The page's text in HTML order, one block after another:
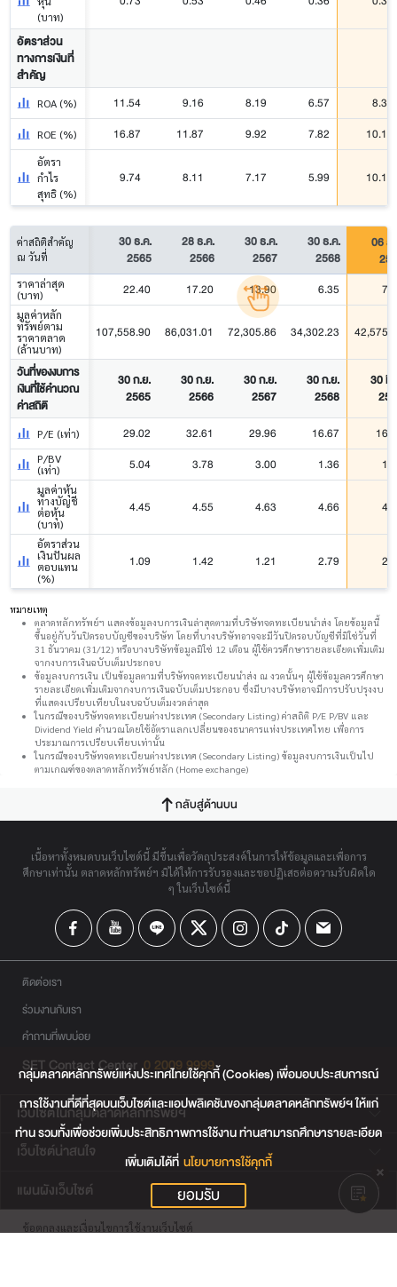
(บาท)
อัตราส่วน
ทางการเงินที่
สำคัญ
ROA (%) 11.54 9.16 8.19 6.57 8.34
ROE (%) 16.87 11.87 9.92 7.82 10.16
อัตรา
กำไร
สุทธิ (%)
9.74 8.11 7.17 5.99 10.17
ค่าสถิติสำคัญ
ณ วันที่
30 ธ.ค.
2565
28 ธ.ค.
2566
30 ธ.ค.
2567
30 ธ.ค.
2568
06 ส
ราคาล่าสุด
(บาท)
22.40 17.20 13.90 6.35
มูลค่าหลัก
ทรัพย์ตาม
ราคาตลาด
(ล้านบาท)
107,558.90 86,031.01 72,305.86 34,302.23
วันที่ของงบการ
เงินที่ใช้คำนวณ
ค่าสถิติ
30 ก.ย.
2565
30 ก.ย.
2566
30 ก.ย.
2567
30 ก.ย.
2568
30 มิ
P/E (เท่า) 29.02 32.61 29.96 16.67
P/BV
(เท่า)
5.04 3.78 3.00 1.36
มูลค่าหุ้น
ทางบัญชี
ต่อหุ้น
(บาท)
4.45 4.55 4.63 4.66
อัตราส่วน
เงินปันผล
ตอบแทน
(%)
1.09 1.42 1.21 2.79
หมายเหตุ
ตลาดหลักทรัพย์ฯ แสดงข้อมูลงบการเงินล่าสุดตามที่บริษัทจดทะเบียนนำส่ง โดยข้อมูลนี้
ขึ้นอยู่กับวันปิดรอบบัญชีของบริษัท โดยที่บางบริษัทอาจจะมีวันปิดรอบบัญชีที่มิใช่วันที่
31 ธันวาคม (31/12) หรือบางบริษัทข้อมูลมิใช่ 12 เดือน ผู้ใช้ควรศึกษารายละเอียดเพิ่มเติม
จากงบการเงินฉบับเต็มประกอบ
ข้อมูลงบการเงิน เป็นข้อมูลตามที่บริษัทจดทะเบียนนำส่ง ณ งวดนั้นๆ ผู้ใช้ข้อมูลควรศึกษา
รายละเอียดเพิ่มเติมจากงบการเงินฉบับเต็มประกอบ ซึ่งมีบางบริษัทอาจมีการปรับปรุงงบ
ที่แสดงเปรียบเทียบในงบฉบับเต็มงวดล่าสุด
ในกรณีของบริษัทจดทะเบียนต่างประเทศ (Secondary Listing) ค่าสถิติ P/E P/BV และ
Dividend Yield คำนวณโดยใช้อัตราแลกเปลี่ยนของธนาคารแห่งประเทศไทย เพื่อการ
ประมาณการเปรียบเทียบเท่านั้น
ในกรณีของบริษัทจดทะเบียนต่างประเทศ (Secondary Listing) ข้อมูลงบการเงินเป็นไป
ตามเกณฑ์ของตลาดหลักทรัพย์หลัก (Home exchange)
กลับสู่ด้านบน
เนื้อหาทั้งหมดบนเว็บไซต์นี้ มีขึ้นเพื่อวัตถุประสงค์ในการให้ข้อมูลและเพื่อการ
ศึกษาเท่านั้น ตลาดหลักทรัพย์ฯ มิได้ให้การรับรองและขอปฏิเสธต่อความรับผิดใด
ๆ ในเว็บไซต์นี้
ติดต่อเรา
ร่วมงานกับเรา
คำถามที่พบบ่อย
SET Contact Center 0 2009 9999
เว็บไซต์ในกลุ่มตลาดหลักทรัพย์ฯ
เว็บไซต์น่าสนใจ
แผนผังเว็บไซต์
ข้อตกลงและเงื่อนไขการใช้งานเว็บไซต์
กลุ่มตลาดหลักทรัพย์แห่งประเทศไทยใช้คุกกี้ (Cookies) เพื่อมอบประสบการณ์
การใช้งานที่ดีที่สุดบนเว็บไซต์และแอปพลิเคชันของกลุ่มตลาดหลักทรัพย์ฯ ให้แก่
ท่าน รวมทั้งเพื่อช่วยเพิ่มประสิทธิภาพการใช้งาน ท่านสามารถศึกษารายละเอียด
เพิ่มเติมได้ที่ นโยบายการใช้คุกกี้
ยอมรับ